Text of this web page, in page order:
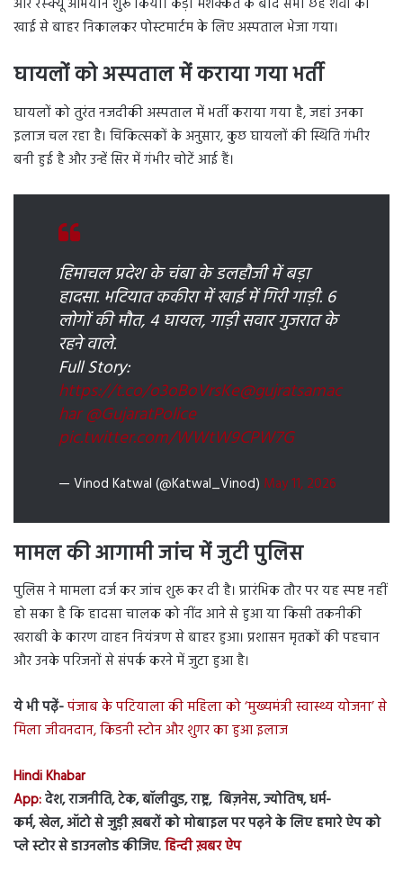
और रेस्क्यू अभियान शुरू किया। कड़ी मशक्कत के बाद सभी छह शवों को
खाई से बाहर निकालकर पोस्टमार्टम के लिए अस्पताल भेजा गया।
घायलों को अस्पताल में कराया गया भर्ती
घायलों को तुरंत नजदीकी अस्पताल में भर्ती कराया गया है, जहां उनका
इलाज चल रहा है। चिकित्सकों के अनुसार, कुछ घायलों की स्थिति गंभीर
बनी हुई है और उन्हें सिर में गंभीर चोटें आई हैं।
हिमाचल प्रदेश के चंबा के डलहौजी में बड़ा
हादसा. भटियात ककीरा में खाई में गिरी गाड़ी. 6
लोगों की मौत, 4 घायल, गाड़ी सवार गुजरात के
रहने वाले.
Full Story:
https://t.co/o3oBoVrsKe@gujratsamac
har @GujaratPolice
pic.twitter.com/WWtW9CPW7G
— Vinod Katwal (@Katwal_Vinod) May 11, 2026
मामल की आगामी जांच में जुटी पुलिस
पुलिस ने मामला दर्ज कर जांच शुरू कर दी है। प्रारंभिक तौर पर यह स्पष्ट नहीं
हो सका है कि हादसा चालक को नींद आने से हुआ या किसी तकनीकी
खराबी के कारण वाहन नियंत्रण से बाहर हुआ। प्रशासन मृतकों की पहचान
और उनके परिजनों से संपर्क करने में जुटा हुआ है।
ये भी पढ़ें-पंजाब के पटियाला की महिला को ‘मुख्यमंत्री स्वास्थ्य योजना’ से
मिला जीवनदान, किडनी स्टोन और शुगर का हुआ इलाज
Hindi Khabar
App:देश, राजनीति, टेक, बॉलीवुड, राष्ट्र, बिज़नेस, ज्योतिष, धर्म-
कर्म, खेल, ऑटो से जुड़ी ख़बरों को मोबाइल पर पढ़ने के लिए हमारे ऐप को
प्ले स्टोर से डाउनलोड कीजिए.हिन्दी ख़बर ऐप